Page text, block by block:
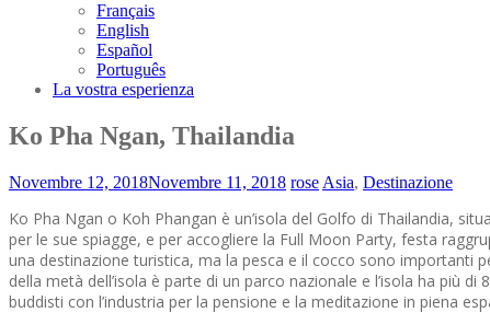
Français
English
Español
Português
La vostra esperienza
Ko Pha Ngan, Thailandia
Novembre 12, 2018Novembre 11, 2018 rose Asia, Destinazione
Ko Pha Ngan o Koh Phangan è un’isola del Golfo di Thailandia,
per le sue spiagge, e per accogliere la Full Moon Party, festa
una destinazione turistica, ma la pesca e il cocco sono importanti
della metà dell’isola è parte di un parco nazionale e l’isola ha più
buddisti con l’industria per la pensione e la meditazione in piena